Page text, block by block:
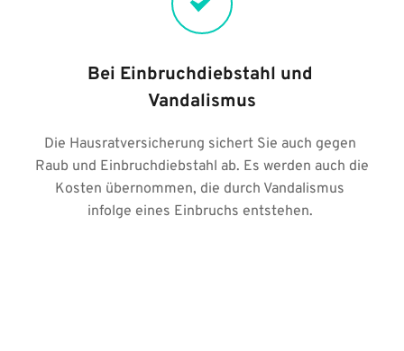
Bei Einbruchdiebstahl und
Vandalismus
Die Hausratversicherung sichert Sie auch gegen
Raub und Einbruchdiebstahl ab. Es werden auch die
Kosten übernommen, die durch Vandalismus
infolge eines Einbruchs entstehen.